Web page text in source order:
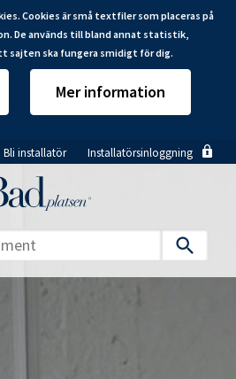
Cookies är små textfiler som placeras på
De används till bland annat statistik,
sajten ska fungera smidigt för dig.
Mer information
Bli installatör Installatörsinloggning